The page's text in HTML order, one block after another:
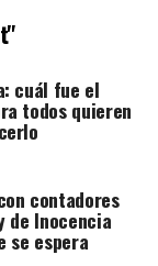
cuál fue el
todos quieren
contadores
de Inocencia
se espera